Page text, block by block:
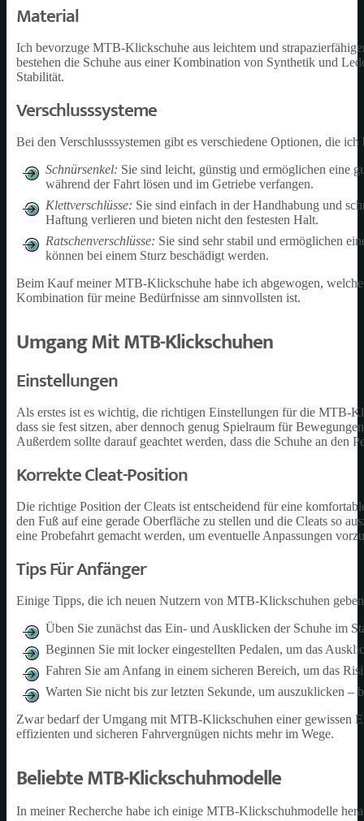
Material
Ich bevorzuge MTB-Klickschuhe aus leichtem und
bestehen die Schuhe aus einer Kombination von Synthetik und
Stabilität.
Verschlusssysteme
Bei den Verschlusssystemen gibt es verschiedene Optionen, die
Schnürsenkel: Sie sind leicht, günstig und ermöglichen eine
während der Fahrt lösen und im Getriebe verfangen.
Klettverschlüsse: Sie sind einfach in der Handhabung und
Haftung verlieren und bieten nicht den festesten Halt.
Ratschenverschlüsse: Sie sind sehr stabil und ermöglichen
können bei einem Sturz beschädigt werden.
Beim Kauf meiner MTB-Klickschuhe habe ich abgewogen,
Kombination für meine Bedürfnisse am sinnvollsten ist.
Umgang Mit MTB-Klickschuhen
Einstellungen
Als erstes ist es wichtig, die richtigen Einstellungen für die MTB-
dass sie fest sitzen, aber dennoch genug Spielraum für
Außerdem sollte darauf geachtet werden, dass die Schuhe an den
Korrekte Cleat-Position
Die richtige Position der Cleats ist entscheidend für eine
den Fuß auf eine gerade Oberfläche zu stellen und die Cleats so
eine Probefahrt gemacht werden, um eventuelle Anpassungen
Tips Für Anfänger
Einige Tipps, die ich neuen Nutzern von MTB-Klickschuhen
Üben Sie zunächst das Ein- und Ausklicken der Schuhe im
Beginnen Sie mit locker eingestellten Pedalen, um das
Fahren Sie am Anfang in einem sicheren Bereich, um das
Warten Sie nicht bis zur letzten Sekunde, um auszuklicken –
Zwar bedarf der Umgang mit MTB-Klickschuhen einer gewissen
effizienten und sicheren Fahrvergnügen nichts mehr im Wege.
Beliebte MTB-Klickschuhmodelle
In meiner Recherche habe ich einige MTB-Klickschuhmodelle